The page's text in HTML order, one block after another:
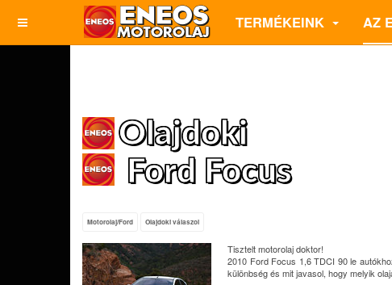
TERMÉKEINK AZ
Olajdoki
Ford Focus
Motorolaj/Ford Olajdoki válaszol
Tisztelt motorolaj doktor!
2010 Ford Focus 1,6 TDCI 90 le
különbség és mit javasol, hogy melyik